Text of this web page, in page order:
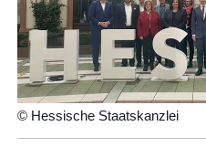
© Hessische Staatskanzlei